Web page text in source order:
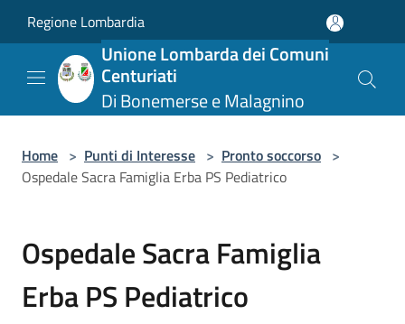
Regione Lombardia
Unione Lombarda dei Comuni
Centuriati
Di Bonemerse e Malagnino
Home > Punti di Interesse > Pronto soccorso >
Ospedale Sacra Famiglia Erba PS Pediatrico
Ospedale Sacra Famiglia
Erba PS Pediatrico